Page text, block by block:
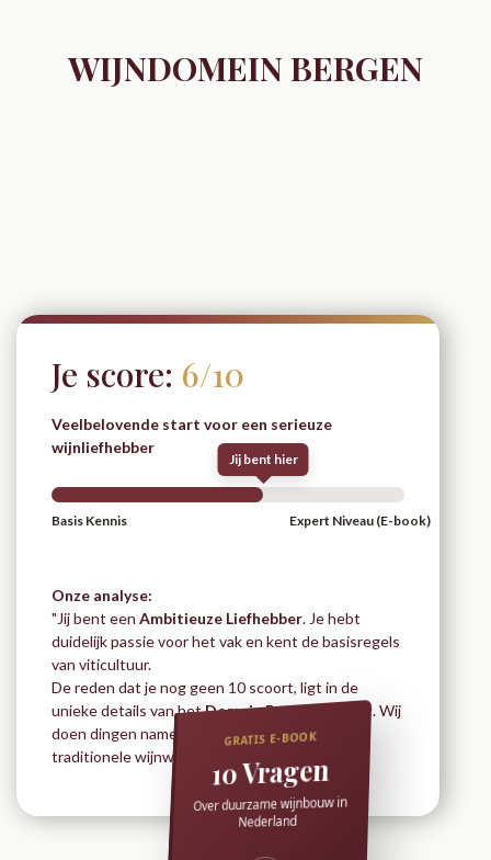
WIJNDOMEIN BERGEN
Je score: 6/10
Veelbelovende start voor een serieuze
wijnliefhebber
Jij bent hier
Basis Kennis Expert Niveau (E-book)
Onze analyse:
"Jij bent een Ambitieuze Liefhebber. Je hebt
duidelijk passie voor het vak en kent de basisregels
van viticultuur.
De reden dat je nog geen 10 scoort, ligt in de
unieke details van hetDomein Bergen Terroir. Wij
doen dingen namelijk net even anders dan de
traditionele wijnwereld."